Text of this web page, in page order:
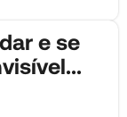
e se